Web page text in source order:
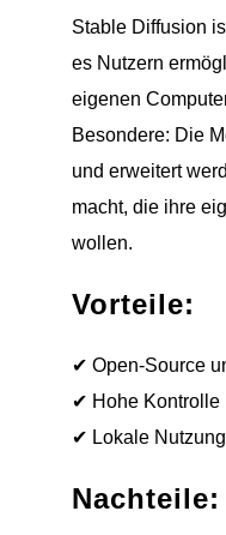
Stable Diffusion
es Nutzern
eigenen
Besondere: Die
und erweitert
macht, die ihre
wollen.
Vorteile:
✔ Open-Source
✔ Hohe Kontrolle
✔ Lokale
Nachteile: